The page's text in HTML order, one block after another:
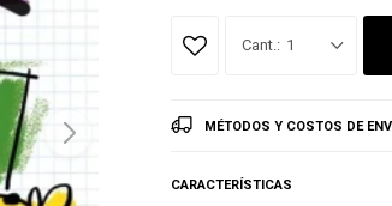
1
MÉTODOS Y COSTOS DE
CARACTERÍSTICAS